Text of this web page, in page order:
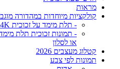
מראות
קולקציות מיוחדות במהדורה
- תלת מימד על זכוכית 4K
- תמונות זכוכית תלת
או לסלון
קטלוג מעצבים 2026
תמונות לפי צבע